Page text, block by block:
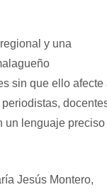
y una
sin que ello afecte
un lenguaje preciso
Jesús Montero,